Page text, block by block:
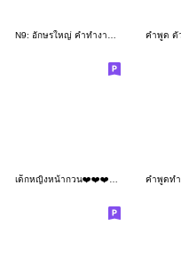
N9: อักษรใหญ่ คำทำงานจ้ะ
คำพูดทำ